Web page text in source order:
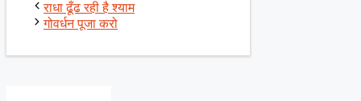
राधा ढूँढ रही है श्याम
गोवर्धन पूजा करो